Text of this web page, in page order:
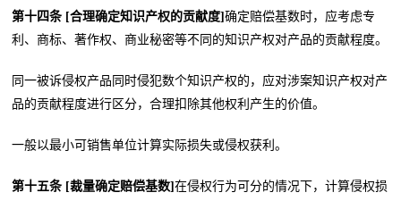
第十四条 [合理确定知识产权的贡献度]确定赔偿基数时，应考虑专
利、商标、著作权、商业秘密等不同的知识产权对产品的贡献程度。
同一被诉侵权产品同时侵犯数个知识产权的，应对涉案知识产权对产
品的贡献程度进行区分，合理扣除其他权利产生的价值。
一般以最小可销售单位计算实际损失或侵权获利。
第十五条 [裁量确定赔偿基数]在侵权行为可分的情况下，计算侵权损